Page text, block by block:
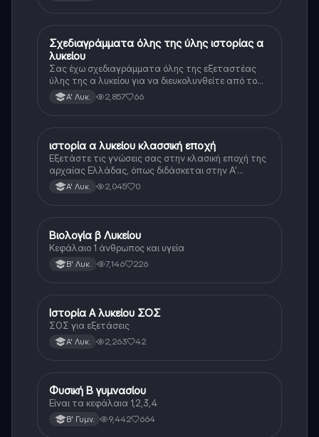
Ιστορία
Σχεδιαγράμματα όλης της ύλης ιστορίας α
λυκείου
Σας έχω σχεδιαγράμματα όλης της εξεταστέας
ύλης της α λυκείου για να διευκολυνθείτε από το
τεράστιο βάρος του βιβλίου
Α' Λυκ. 2,857 66
Ιστορία
ιστορία α λυκείου κλασσική εποχή
Εξετάστε τις γνώσεις σας στην κλασική εποχή της
αρχαίας Ελλάδας, όπως διδάσκεται στην Α'
Λυκείου.Α' Λυκ. 2,045 0
Βιολογία
Βιολογία β Λυκείου
Κεφάλαιο 1 άνθρωπος και υγεία
Β' Λυκ. 7,146 226
Ιστορία
Ιστορία Α λυκείου ΣΟΣ
ΣΟΣ για εξετάσεις
Α' Λυκ. 2,263 42
Φυσική
Φυσική Β γυμνασίου
Είναι τα κεφάλαια 1,2,3,4
Β' Γυμν. 9,442 664